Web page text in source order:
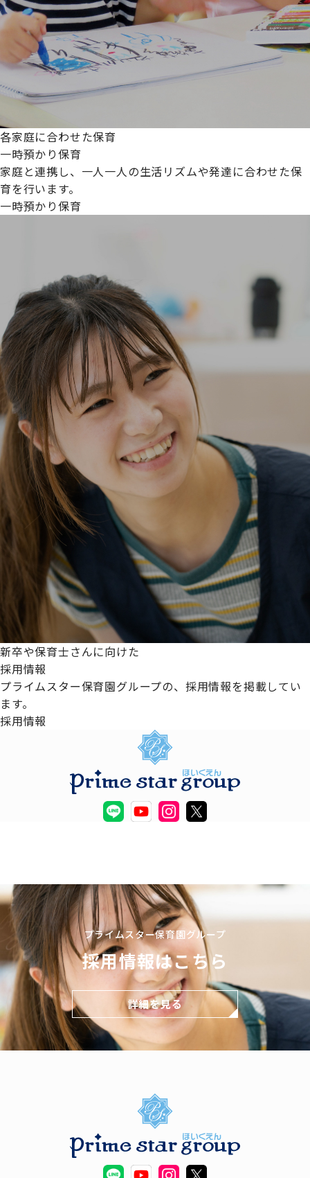
各家庭に合わせた保育
一時預かり保育
家庭と連携し、一人一人の生活リズムや発達に合わせた保
育を行います。
一時預かり保育
新卒や保育士さんに向けた
採用情報
プライムスター保育園グループの、採用情報を掲載してい
ます。
採用情報
プライムスター保育園グループ
採用情報はこちら
詳細を見る